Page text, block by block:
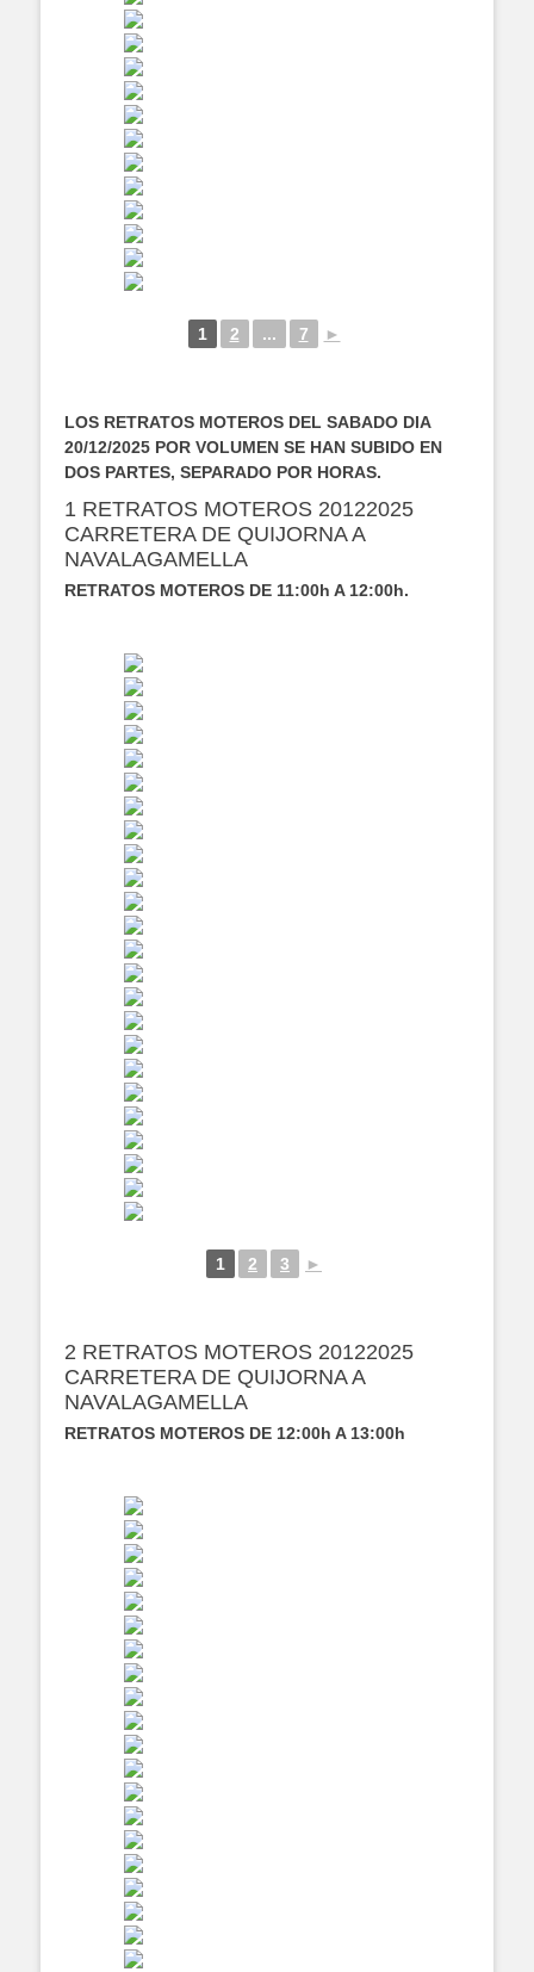
1 2 ... 7 ►
LOS RETRATOS MOTEROS DEL SABADO DIA
20/12/2025 POR VOLUMEN SE HAN SUBIDO EN
DOS PARTES, SEPARADO POR HORAS.
1 RETRATOS MOTEROS 20122025
CARRETERA DE QUIJORNA A
NAVALAGAMELLA
RETRATOS MOTEROS DE 11:00h A 12:00h.
1 2 3 ►
2 RETRATOS MOTEROS 20122025
CARRETERA DE QUIJORNA A
NAVALAGAMELLA
RETRATOS MOTEROS DE 12:00h A 13:00h